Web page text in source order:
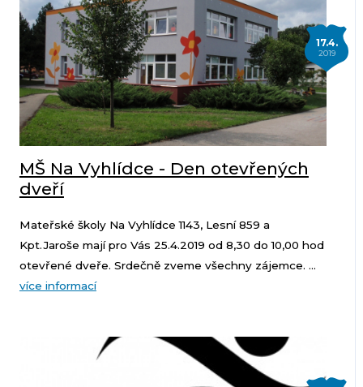
17.4.
2019
MŠ Na Vyhlídce - Den otevřených
dveří
Mateřské školy Na Vyhlídce 1143, Lesní 859 a
Kpt.Jaroše mají pro Vás 25.4.2019 od 8,30 do 10,00 hod
otevřené dveře. Srdečně zveme všechny zájemce. ...
více informací